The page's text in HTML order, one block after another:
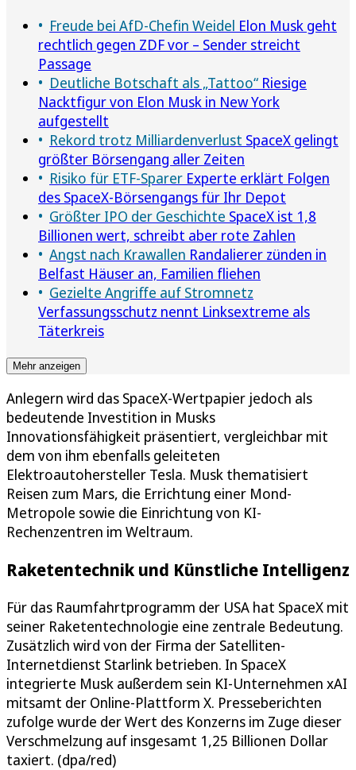
Freude bei AfD-Chefin Weidel Elon Musk geht
rechtlich gegen ZDF vor – Sender streicht
Passage
Deutliche Botschaft als „Tattoo“ Riesige
Nacktfigur von Elon Musk in New York
aufgestellt
Rekord trotz Milliardenverlust SpaceX gelingt
größter Börsengang aller Zeiten
Risiko für ETF-Sparer Experte erklärt Folgen
des SpaceX-Börsengangs für Ihr Depot
Größter IPO der Geschichte SpaceX ist 1,8
Billionen wert, schreibt aber rote Zahlen
Angst nach Krawallen Randalierer zünden in
Belfast Häuser an, Familien fliehen
Gezielte Angriffe auf Stromnetz
Verfassungsschutz nennt Linksextreme als
Täterkreis
Mehr anzeigen
Anlegern wird das SpaceX-Wertpapier jedoch als
bedeutende Investition in Musks
Innovationsfähigkeit präsentiert, vergleichbar mit
dem von ihm ebenfalls geleiteten
Elektroautohersteller Tesla. Musk thematisiert
Reisen zum Mars, die Errichtung einer Mond-
Metropole sowie die Einrichtung von KI-
Rechenzentren im Weltraum.
Raketentechnik und Künstliche Intelligenz
Für das Raumfahrtprogramm der USA hat SpaceX mit
seiner Raketentechnologie eine zentrale Bedeutung.
Zusätzlich wird von der Firma der Satelliten-
Internetdienst Starlink betrieben. In SpaceX
integrierte Musk außerdem sein KI-Unternehmen xAI
mitsamt der Online-Plattform X. Presseberichten
zufolge wurde der Wert des Konzerns im Zuge dieser
Verschmelzung auf insgesamt 1,25 Billionen Dollar
taxiert. (dpa/red)